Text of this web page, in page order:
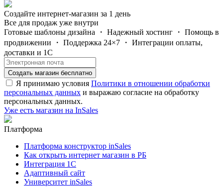
Создайте интернет-магазин за 1 день
Все для продаж уже внутри
Готовые шаблоны дизайна ・ Надежный хостинг ・ Помощь в
продвижении ・ Поддержка 24×7 ・ Интеграции оплаты,
доставки и 1С
Создать магазин бесплатно
Я принимаю условия Политики в отношении обработки
персональных данных и выражаю согласие на обработку
персональных данных.
Уже есть магазин на InSales
Платформа
Платформа конструктор inSales
Как открыть интернет магазин в РБ
Интеграция 1С
Адаптивный сайт
Университет inSales